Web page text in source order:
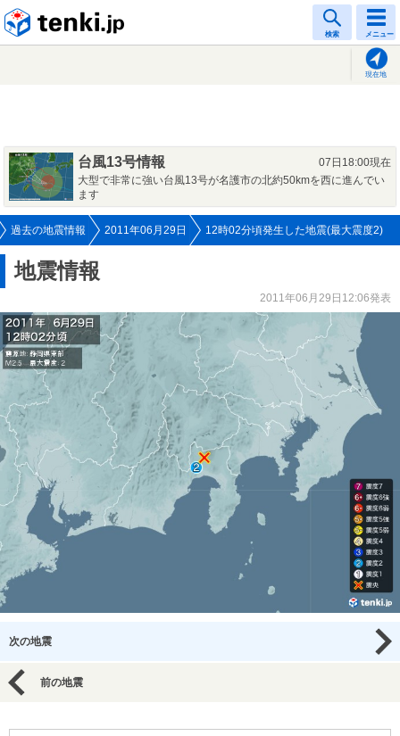
検索 メニュー
現在地
台風13号情報
07日18:00現在
大型で非常に強い台風13号が名護市の北約50kmを西に進んでい
ます
過去の地震情報 2011年06月29日 12時02分頃発生した地震(最大震度2)
地震情報
2011年06月29日12:06発表
次の地震
前の地震